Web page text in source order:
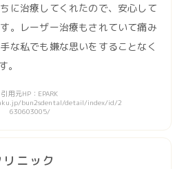
に治療してくれたので、安心して
。レーザー治療もされていて痛み
な私でも嫌な思いをすることなく
。
引用元HP：EPARK
bun2sdental/detail/index/id/2
630603005/
ニック